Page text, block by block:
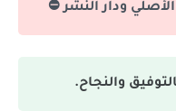
ودار النشر ⛔
والنجاح.